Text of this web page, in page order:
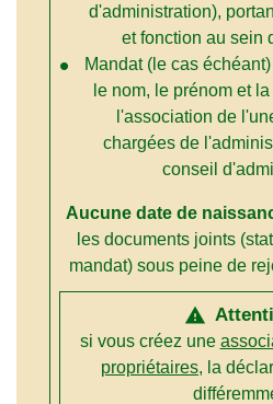
d'administration),
et fonction au sein
Mandat (le cas
le nom, le prénom et
l'association de
chargées de
conseil
Aucune date de
les documents joints
mandat) sous peine de
warning
si vous créez une
propriétaires, la